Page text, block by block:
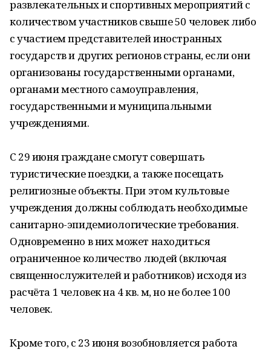
развлекательных и спортивных мероприятий с
количеством участников свыше 50 человек либо
с участием представителей иностранных
государств и других регионов страны, если они
организованы государственными органами,
органами местного самоуправления,
государственными и муниципальными
учреждениями.
С 29 июня граждане смогут совершать
туристические поездки, а также посещать
религиозные объекты. При этом культовые
учреждения должны соблюдать необходимые
санитарно-эпидемиологические требования.
Одновременно в них может находиться
ограниченное количество людей (включая
священнослужителей и работников) исходя из
расчёта 1 человек на 4 кв. м, но не более 100
человек.
Кроме того, с 23 июня возобновляется работа